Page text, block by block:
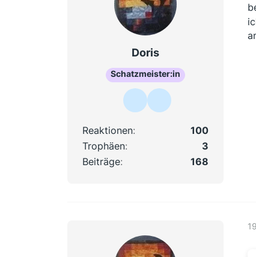
Doris
Schatzmeister:in
Reaktionen
100
Trophäen
3
Beiträge
168